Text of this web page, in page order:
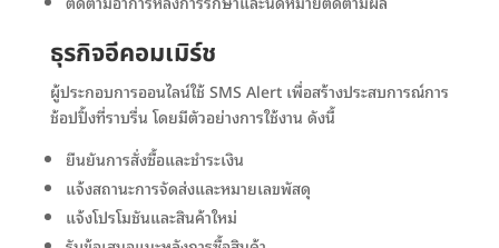
ธุรกิจอีคอมเมิร์ช
ผู้ประกอบการออนไลน์ใช้ SMS Alert เพื่อสร้างประสบการณ์การ
ช้อปปิ้งที่ราบรื่น โดยมีตัวอย่างการใช้งาน ดังนี้
ยืนยันการสั่งซื้อและชำระเงิน
แจ้งสถานะการจัดส่งและหมายเลขพัสดุ
แจ้งโปรโมชันและสินค้าใหม่